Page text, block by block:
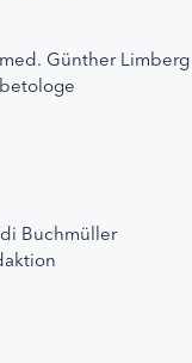
Günther Limberg
Buchmüller